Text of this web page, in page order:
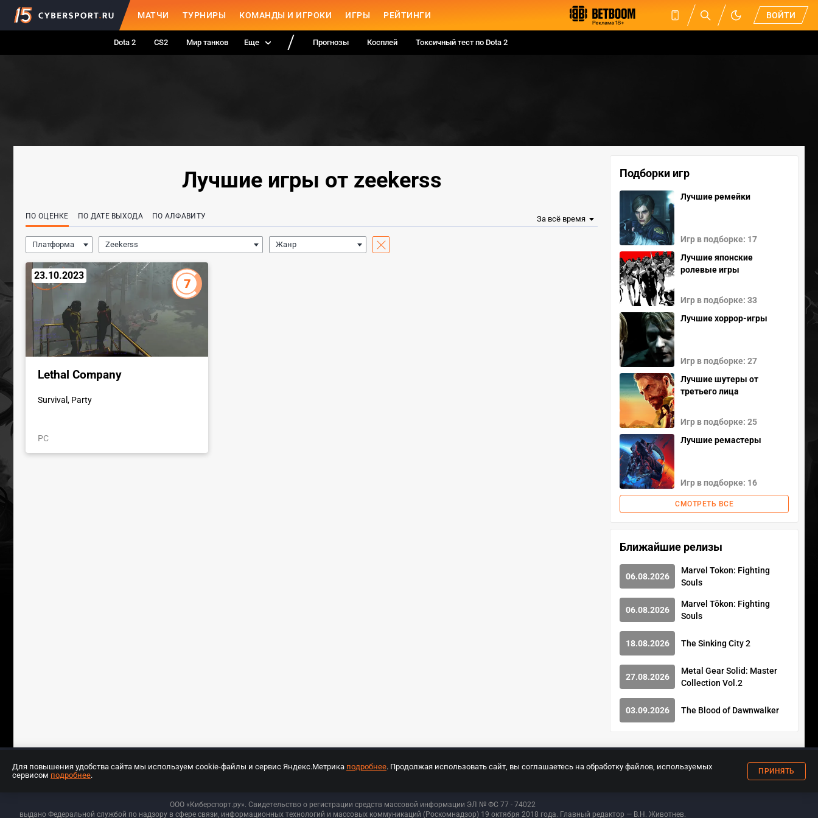
МАТЧИ ТУРНИРЫ КОМАНДЫ И ИГРОКИ ИГРЫ РЕЙТИНГИ ВОЙТИ
Dota 2 CS2 Мир танков Еще Прогнозы Косплей Токсичный тест по Dota 2
Лучшие игры от zeekerss
ПО ОЦЕНКЕ ПО ДАТЕ ВЫХОДА ПО АЛФАВИТУ
23.10.2023
7
Lethal Company
Survival, Party
PC
Подборки игр
Лучшие ремейки
Игр в подборке: 17
Лучшие японские
ролевые игры
Игр в подборке: 33
Лучшие хоррор-игры
Игр в подборке: 27
Лучшие шутеры от
третьего лица
Игр в подборке: 25
Лучшие ремастеры
Игр в подборке: 16
СМОТРЕТЬ ВСЕ
Ближайшие релизы
06.08.2026
Marvel Tokon: Fighting
Souls
06.08.2026
Marvel Tōkon: Fighting
Souls
18.08.2026 The Sinking City 2
27.08.2026
Metal Gear Solid: Master
Collection Vol.2
03.09.2026 The Blood of Dawnwalker
18+
ООО «Киберспорт.ру». Свидетельство о регистрации средств массовой информации ЭЛ № ФС 77 - 74022
выдано Федеральной службой по надзору в сфере связи, информационных технологий и массовых коммуникаций (Роскомнадзор) 19 октября 2018 года. Главный редактор — В.Н. Животнев.
Для повышения удобства сайта мы используем cookie-файлы и сервис Яндекс.Метрика подробнее. Продолжая использовать сайт, вы соглашаетесь на обработку файлов, используемых
сервисом подробнее. ПРИНЯТЬ